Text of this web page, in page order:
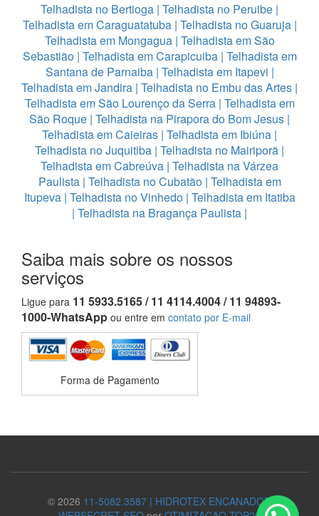
Telhadista no Bertioga | Telhadista no Peruibe |
Telhadista em Caraguatatuba| Telhadista no Guaruja|
Telhadista em Mongagua| Telhadista em São
Sebastião| Telhadista em Carapicuiba| Telhadista em
Santana de Parnaiba| Telhadista em Itapevi |
Telhadista em Jandira | Telhadista no Embu das Artes |
Telhadista em São Lourenço da Serra| Telhadista em
São Roque | Telhadista na Pirapora do Bom Jesus |
Telhadista em Caieiras | Telhadista em Ibiúna |
Telhadista no Juquitiba | Telhadista no Mairiporã |
Telhadista em Cabreúva | Telhadista na Várzea
Paulista| Telhadista no Cubatão| Telhadista em
Itupeva| Telhadista no Vinhedo| Telhadista em Itatiba
| Telhadista na Bragança Paulista |
Saiba mais sobre os nossos
serviços
Ligue para 11 5933.5165 / 11 4114.4004 / 11 94893-
1000-WhatsApp ou entre em contato por E-mail
Forma de Pagamento
© 2026 11-5082.3587 | HIDROTEX ENCANADOR